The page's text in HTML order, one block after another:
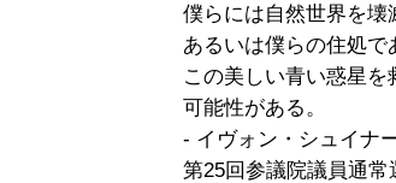
僕らには自然世界を壊
あるいは僕らの住処で
この美しい青い惑星を
可能性がある。
- イヴォン・シュイナ
第25回参議院議員通常